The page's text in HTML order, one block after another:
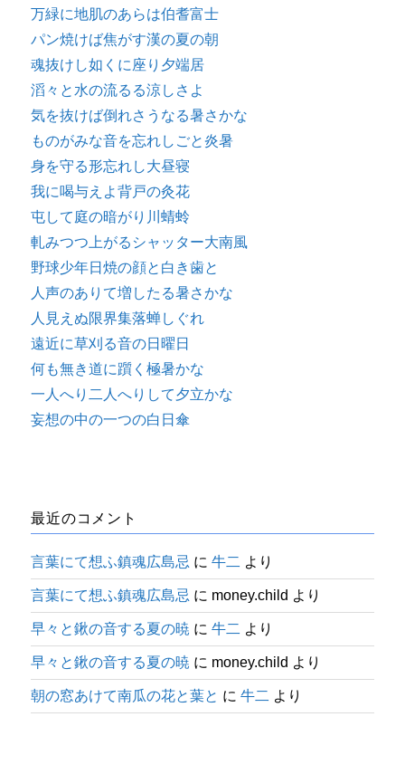
万緑に地肌のあらは伯耆富士
パン焼けば焦がす漢の夏の朝
魂抜けし如くに座り夕端居
滔々と水の流るる涼しさよ
気を抜けば倒れさうなる暑さかな
ものがみな音を忘れしごと炎暑
身を守る形忘れし大昼寝
我に喝与えよ背戸の灸花
屯して庭の暗がり川蜻蛉
軋みつつ上がるシャッター大南風
野球少年日焼の顔と白き歯と
人声のありて増したる暑さかな
人見えぬ限界集落蝉しぐれ
遠近に草刈る音の日曜日
何も無き道に躓く極暑かな
一人へり二人へりして夕立かな
妄想の中の一つの白日傘
最近のコメント
言葉にて想ふ鎮魂広島忌 に牛二 より
言葉にて想ふ鎮魂広島忌 に money.child より
早々と鍬の音する夏の暁 に牛二 より
早々と鍬の音する夏の暁 に money.child より
朝の窓あけて南瓜の花と葉と に牛二 より